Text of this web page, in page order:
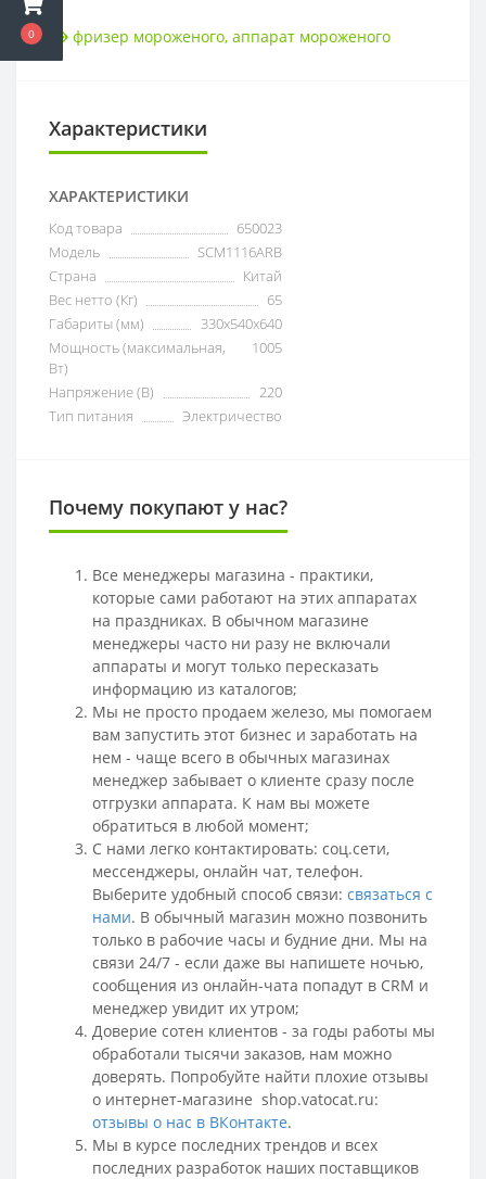
0 фризер мороженого, аппарат мороженого
Характеристики
ХАРАКТЕРИСТИКИ
Код товара
650023
Модель
SCM1116ARB
Страна
Китай
Вес нетто (Кг)
65
Габариты (мм)
330x540x640
Мощность (максимальная,
Вт)
1005
Напряжение (В)
220
Тип питания
Электричество
Почему покупают у нас?
Все менеджеры магазина - практики,
которые сами работают на этих аппаратах
на праздниках. В обычном магазине
менеджеры часто ни разу не включали
аппараты и могут только пересказать
информацию из каталогов;
Мы не просто продаем железо, мы помогаем
вам запустить этот бизнес и заработать на
нем - чаще всего в обычных магазинах
менеджер забывает о клиенте сразу после
отгрузки аппарата. К нам вы можете
обратиться в любой момент;
С нами легко контактировать: соц.сети,
мессенджеры, онлайн чат, телефон.
Выберите удобный способ связи: связаться с
нами. В обычный магазин можно позвонить
только в рабочие часы и будние дни. Мы на
связи 24/7 - если даже вы напишете ночью,
сообщения из онлайн-чата попадут в CRM и
менеджер увидит их утром;
Доверие сотен клиентов - за годы работы мы
обработали тысячи заказов, нам можно
доверять. Попробуйте найти плохие отзывы
о интернет-магазине shop.vatocat.ru:
отзывы о нас в ВКонтакте.
Мы в курсе последних трендов и всех
последних разработок наших поставщиков